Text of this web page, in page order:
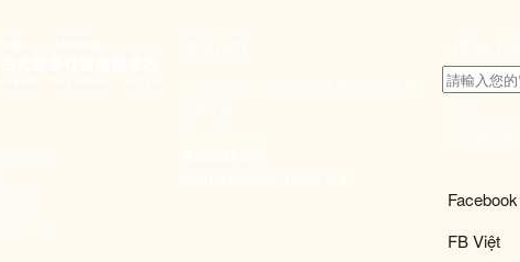
社群選單
Facebook
FB Việt